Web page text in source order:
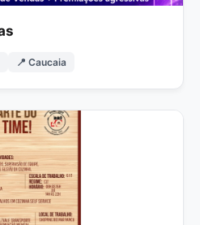
📍 Caucaia